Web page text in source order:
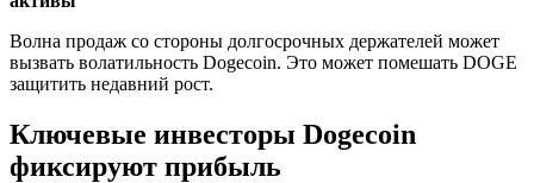
Волна продаж со стороны долгосрочных держателей может
вызвать волатильность Dogecoin. Это может помешать DOGE
защитить недавний рост.
Ключевые инвесторы Dogecoin
фиксируют прибыль